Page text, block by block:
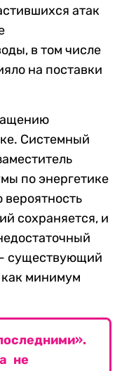
атак
в том числе
на поставки
Системный
по энергетике
сохраняется, и
существующий
минимум
не